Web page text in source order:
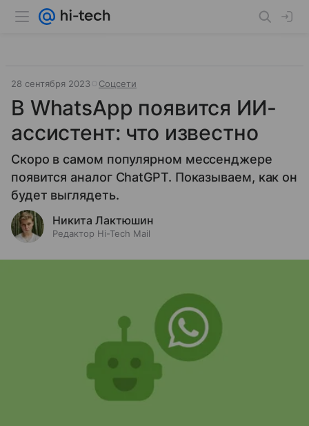
28 сентября 2023 Соцсети
В WhatsApp появится ИИ-
ассистент: что известно
Скоро в самом популярном мессенджере
появится аналог ChatGPT. Показываем, как он
будет выглядеть.
Никита Лактюшин
Редактор Hi-Tech Mail